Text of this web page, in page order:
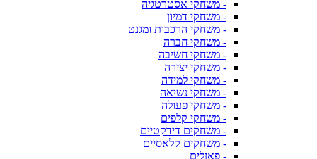
- משחקי אסטרטגיה
- משחקי דמיון
- משחקי הרכבות ומגנט
- משחקי חברה
- משחקי חשיבה
- משחקי יצירה
- משחקי למידה
- משחקי נשיאה
- משחקי פעולה
- משחקי קלפים
- משחקים דידקטיים
- משחקים קלאסיים
- פאזלים